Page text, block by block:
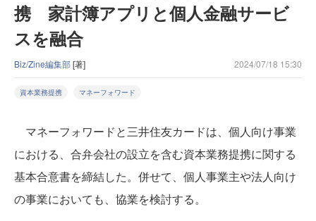
携 家計簿アプリと個人金融サービ
スを融合
Biz/Zine編集部[著] 2024/07/18 15:30
資本業務提携 マネーフォワード
マネーフォワードと三井住友カードは、個人向け事業
における、合弁会社の設立を含む資本業務提携に関する
基本合意書を締結した。併せて、個人事業主や法人向け
の事業においても、協業を検討する。